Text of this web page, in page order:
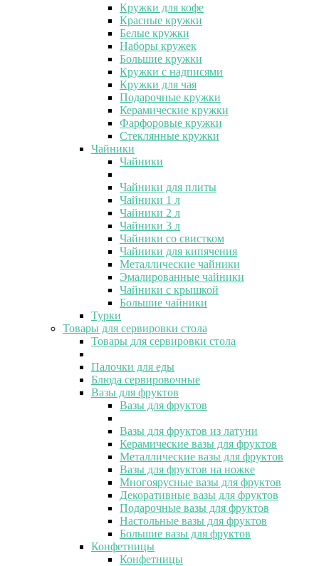
Кружки для кофе
Красные кружки
Белые кружки
Наборы кружек
Большие кружки
Кружки с надписями
Кружки для чая
Подарочные кружки
Керамические кружки
Фарфоровые кружки
Стеклянные кружки
Чайники
Чайники
Чайники для плиты
Чайники 1 л
Чайники 2 л
Чайники 3 л
Чайники со свистком
Чайники для кипячения
Металлические чайники
Эмалированные чайники
Чайники с крышкой
Большие чайники
Турки
Товары для сервировки стола
Товары для сервировки стола
Палочки для еды
Блюда сервировочные
Вазы для фруктов
Вазы для фруктов
Вазы для фруктов из латуни
Керамические вазы для фруктов
Металлические вазы для фруктов
Вазы для фруктов на ножке
Многоярусные вазы для фруктов
Декоративные вазы для фруктов
Подарочные вазы для фруктов
Настольные вазы для фруктов
Большие вазы для фруктов
Конфетницы
Конфетницы